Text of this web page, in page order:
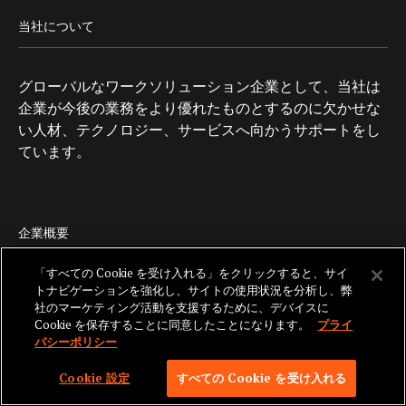
当社について
グローバルなワークソリューション企業として、当社は
企業が今後の業務をより優れたものとするのに欠かせな
い人材、テクノロジー、サービスへ向かうサポートをし
ています。
企業概要
ブログ
お問い合わせ
「すべての Cookie を受け入れる」をクリックすると、サイ
トナビゲーションを強化し、サイトの使用状況を分析し、弊
社のマーケティング活動を支援するために、デバイスに
Cookie を保存することに同意したことになります。
プライ
バシーポリシー
Cookie 設定 すべての Cookie を受け入れる